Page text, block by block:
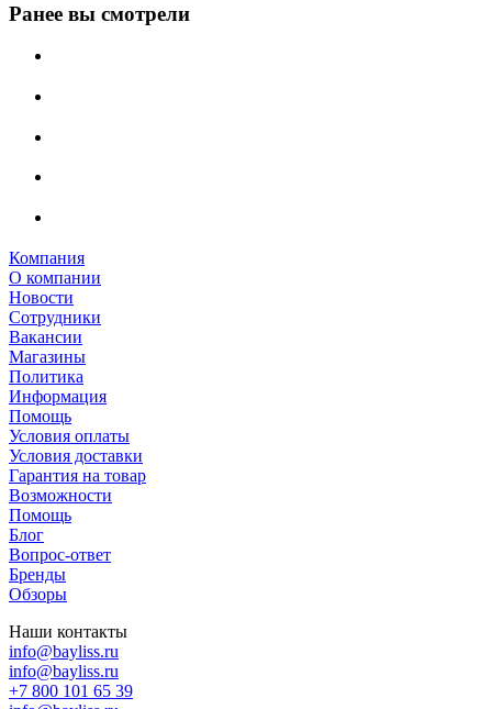
Ранее вы смотрели
Компания
О компании
Новости
Сотрудники
Вакансии
Магазины
Политика
Информация
Помощь
Условия оплаты
Условия доставки
Гарантия на товар
Возможности
Помощь
Блог
Вопрос-ответ
Бренды
Обзоры
Наши контакты
info@bayliss.ru
info@bayliss.ru
+7 800 101 65 39